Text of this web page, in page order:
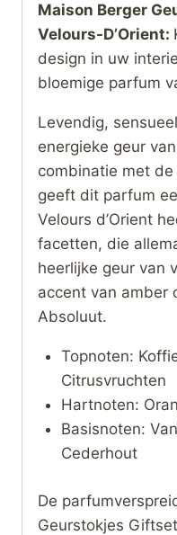
Maison Berger
Velours-D’Orient:
design in uw
bloemige parfum
Levendig,
energieke geur
combinatie met
geeft dit parfum
Velours d’Orient
facetten, die
heerlijke geur van
accent van amber
Absoluut.
Topnoten:
Citrusvruchten
Hartnoten:
Basisnoten:
Cederhout
De
Geurstokjes